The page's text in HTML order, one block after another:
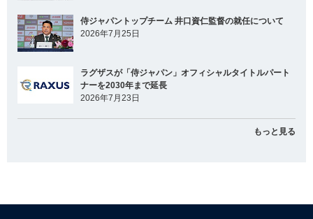
侍ジャパントップチーム 井口資仁監督の就任について
2026年7月25日
ラグザスが「侍ジャパン」オフィシャルタイトルパート
ナーを2030年まで延長
2026年7月23日
もっと見る